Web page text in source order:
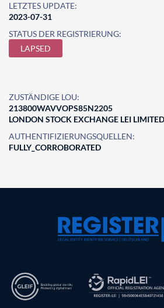
LETZTES UPDATE:
2023-07-31
STATUS DER REGISTRIERUNG:
LAPSED
ZUSTÄNDIGE LOU:
213800WAVVOPS85N2205
LONDON STOCK EXCHANGE LEI LIMITED
AUTHENTIFIZIERUNGSQUELLEN:
FULLY_CORROBORATED